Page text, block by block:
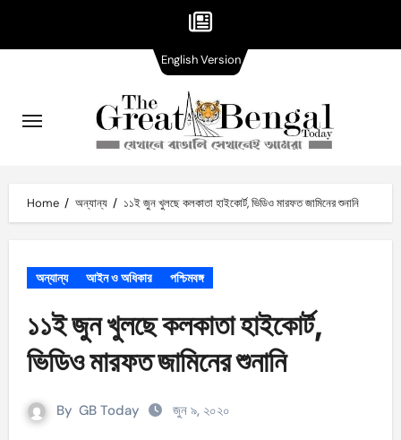
content
Home অন্যান্য ১১ই জুন খুলছে কলকাতা হাইকোর্ট, ভিডিও মারফত জামিনের শুনানি
অন্যান্য আইন ও অধিকার পশ্চিমবঙ্গ
১১ই জুন খুলছে কলকাতা হাইকোর্ট,
ভিডিও মারফত জামিনের শুনানি
By GB Today জুন ৯, ২০২০
English VersionVersion